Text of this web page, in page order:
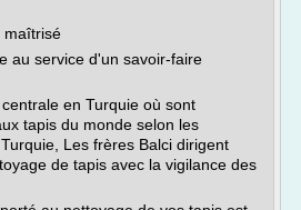
maîtrisé
au service d'un savoir-faire
en Turquie où sont
tapis du monde selon les
Les frères Balci dirigent
de tapis avec la vigilance des